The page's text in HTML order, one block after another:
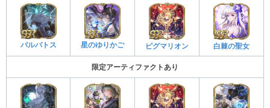
バルバトス 星のゆりかご ピグマリオン 白棘の聖女
限定アーティファクトあり